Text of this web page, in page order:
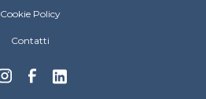
Cookie Policy
Contatti